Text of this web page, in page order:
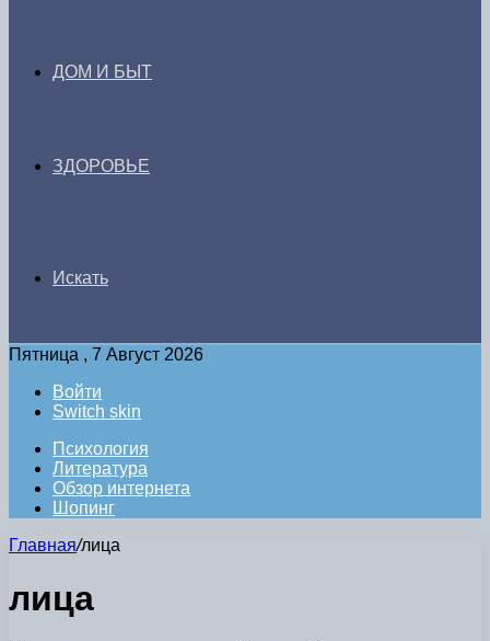
ДОМ И БЫТ
ЗДОРОВЬЕ
Искать
Пятница , 7 Август 2026
Войти
Switch skin
Психология
Литература
Обзор интернета
Шопинг
Главная/лица
лица